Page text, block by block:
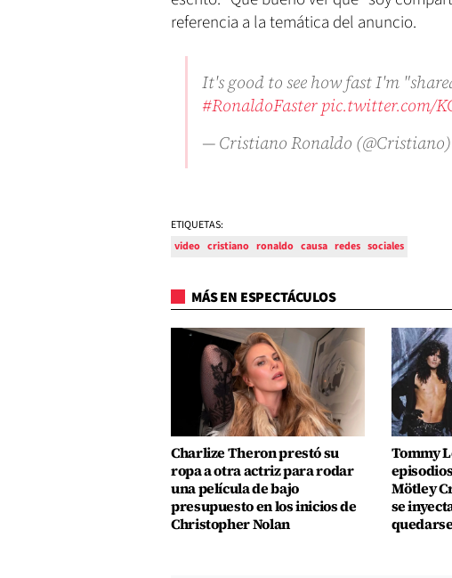
referencia a la temática del anuncio.
It's good to see how fast I'm
#RonaldoFasterpic.twitter.com/
— Cristiano Ronaldo (@Cristiano)
ETIQUETAS:
video cristiano ronaldo causa redes sociales
MÁS EN ESPECTÁCULOS
Charlize Theron prestó su
ropa a otra actriz para rodar
una película de bajo
presupuesto en los inicios de
Christopher Nolan
Tommy
Mötley
se